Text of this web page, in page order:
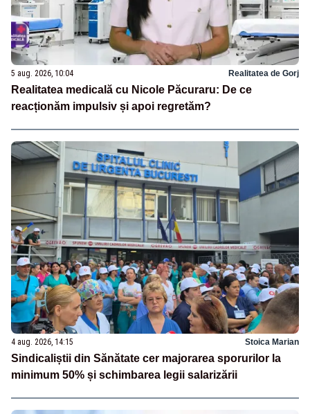
5 aug. 2026, 10:04 Realitatea de Gorj
Realitatea medicală cu Nicole Păcuraru: De ce
reacționăm impulsiv și apoi regretăm?
4 aug. 2026, 14:15 Stoica Marian
Sindicaliștii din Sănătate cer majorarea sporurilor la
minimum 50% și schimbarea legii salarizării